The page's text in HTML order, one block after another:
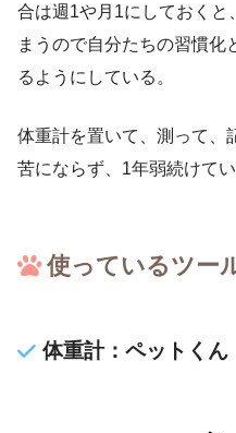
合は週1や月1にしておくと
まうので自分たちの習慣化
るようにしている。
体重計を置いて、測って、
苦にならず、1年弱続けてい
使っているツー
体重計：ペットくん